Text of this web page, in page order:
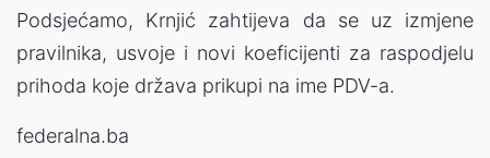
Podsjećamo, Krnjić zahtijeva da se uz izmjene
pravilnika, usvoje i novi koeficijenti za raspodjelu
prihoda koje država prikupi na ime PDV-a.
federalna.ba